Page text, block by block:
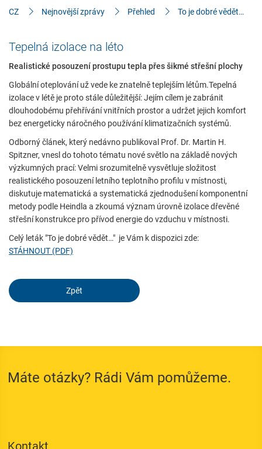
CZ Nejnovější zprávy Přehled To je dobré vědět…
Tepelná izolace na léto
Realistické posouzení prostupu tepla přes šikmé střešní plochy
Globální oteplování už vede ke znatelně teplejším létům.Tepelná
izolace v létě je proto stále důležitější: Jejím cílem je zabránit
dlouhodobému přehřívání vnitřních prostor a udržet jejich komfort
bez energeticky náročného používání klimatizačních systémů.
Odborný článek, který nedávno publikoval Prof. Dr. Martin H.
Spitzner, vnesl do tohoto tématu nové světlo na základě nových
výzkumných prací: Velmi srozumitelně vysvětluje složitost
realistického posouzení letního teplotního profilu v místnosti,
diskutuje matematická a systematická zjednodušení komponentní
metody podle Heindla a zkoumá význam úrovně izolace dřevěné
střešní konstrukce pro přívod energie do vzduchu v místnosti.
Celý leták "To je dobré vědět…" je Vám k dispozici zde:
STÁHNOUT (PDF)
Zpět
Máte otázky? Rádi Vám pomůžeme.
Požadované
Tyto údaje jsou nezbytné pro základní funkce webových
stránek a pomáhají umožnit jejich používání a přístup do
zabezpečených oblastí našich webových stránek.
Consent Information
Služba
poskytovatelé.
Consent Information